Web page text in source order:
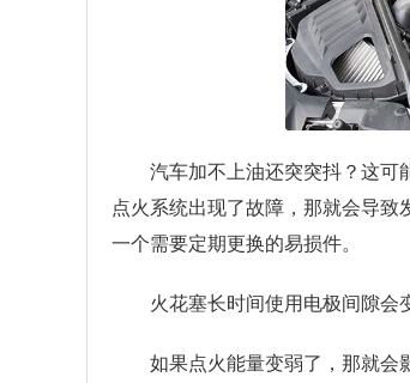
汽车加不上油还突突抖？ 这可
点火系统出现了故障，那就会导
一个需要定期更换的易损件。
火花塞长时间使用电极间隙会
如果点火能量变弱了，那就会